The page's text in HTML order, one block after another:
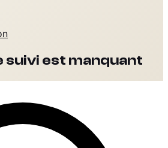
suivi est manquant